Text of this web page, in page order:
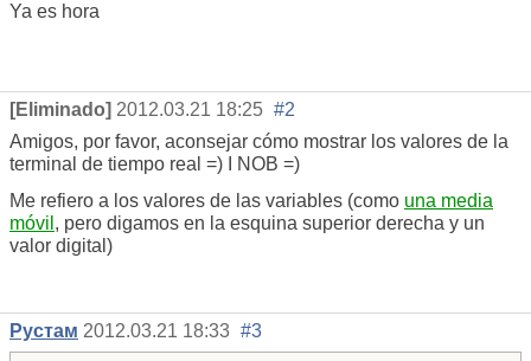
Ya es hora
[Eliminado] 2012.03.21 18:25 #2
Amigos, por favor, aconsejar cómo mostrar los valores de la
terminal de tiempo real =) I NOB =)
Me refiero a los valores de las variables (como una media
móvil , pero digamos en la esquina superior derecha y un
valor digital)
Рустам 2012.03.21 18:33 #3